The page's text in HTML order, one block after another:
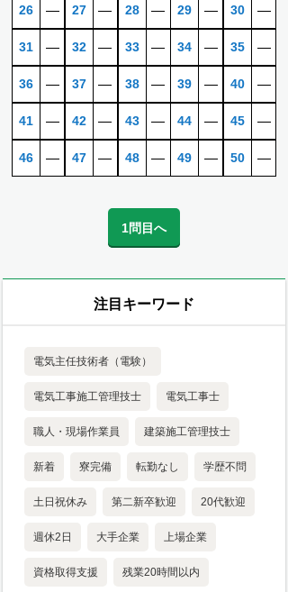
26 ―
31 ―
36 ―
41 ―
46 ―
27 ―
32 ―
37 ―
42 ―
47 ―
28 ―
33 ―
38 ―
43 ―
48 ―
29 ―
34 ―
39 ―
44 ―
49 ―
30 ―
35 ―
40 ―
45 ―
50 ―
1問目へ
注目キーワード
電気主任技術者（電験）
電気工事施工管理技士 電気工事士
職人・現場作業員 建築施工管理技士
新着 寮完備 転勤なし 学歴不問
土日祝休み 第二新卒歓迎 20代歓迎
週休2日 大手企業 上場企業
資格取得支援 残業20時間以内